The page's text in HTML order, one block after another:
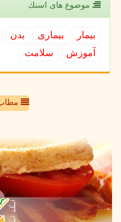
موضوع های اسنك
بیمار بیماری بدن
آموزش
سلامت